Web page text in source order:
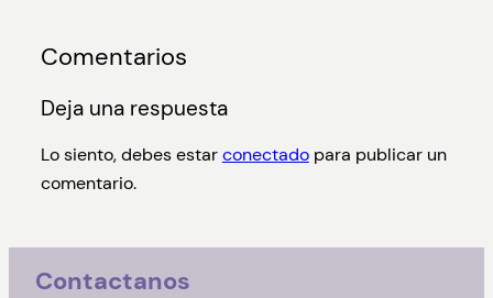
Comentarios
Deja una respuesta
Lo siento, debes estarconectadopara publicar un
comentario.
Contactanos